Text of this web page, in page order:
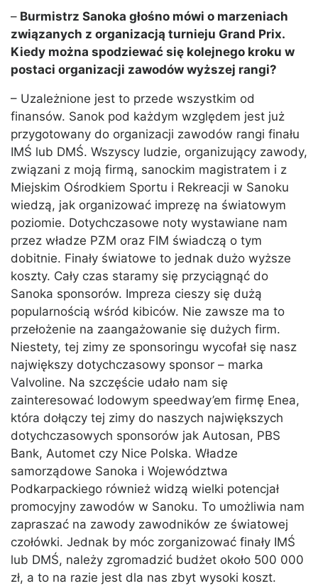
– Burmistrz Sanoka głośno mówi o marzeniach
związanych z organizacją turnieju Grand Prix.
Kiedy można spodziewać się kolejnego kroku w
postaci organizacji zawodów wyższej rangi?
– Uzależnione jest to przede wszystkim od
finansów. Sanok pod każdym względem jest już
przygotowany do organizacji zawodów rangi finału
IMŚ lub DMŚ. Wszyscy ludzie, organizujący zawody,
związani z moją firmą, sanockim magistratem i z
Miejskim Ośrodkiem Sportu i Rekreacji w Sanoku
wiedzą, jak organizować imprezę na światowym
poziomie. Dotychczasowe noty wystawiane nam
przez władze PZM oraz FIM świadczą o tym
dobitnie. Finały światowe to jednak dużo wyższe
koszty. Cały czas staramy się przyciągnąć do
Sanoka sponsorów. Impreza cieszy się dużą
popularnością wśród kibiców. Nie zawsze ma to
przełożenie na zaangażowanie się dużych firm.
Niestety, tej zimy ze sponsoringu wycofał się nasz
największy dotychczasowy sponsor – marka
Valvoline. Na szczęście udało nam się
zainteresować lodowym speedway’em firmę Enea,
która dołączy tej zimy do naszych największych
dotychczasowych sponsorów jak Autosan, PBS
Bank, Automet czy Nice Polska. Władze
samorządowe Sanoka i Województwa
Podkarpackiego również widzą wielki potencjał
promocyjny zawodów w Sanoku. To umożliwia nam
zapraszać na zawody zawodników ze światowej
czołówki. Jednak by móc zorganizować finały IMŚ
lub DMŚ, należy zgromadzić budżet około 500 000
zł, a to na razie jest dla nas zbyt wysoki koszt.